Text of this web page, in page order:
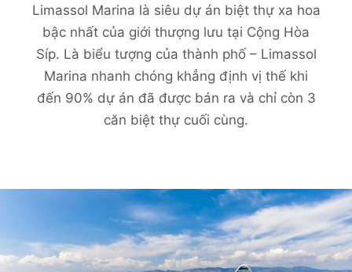
Limassol Marina là siêu dự án biệt thự xa hoa
bậc nhất của giới thượng lưu tại Cộng Hòa
Síp. Là biểu tượng của thành phố – Limassol
Marina nhanh chóng khẳng định vị thế khi
đến 90% dự án đã được bán ra và chỉ còn 3
căn biệt thự cuối cùng.